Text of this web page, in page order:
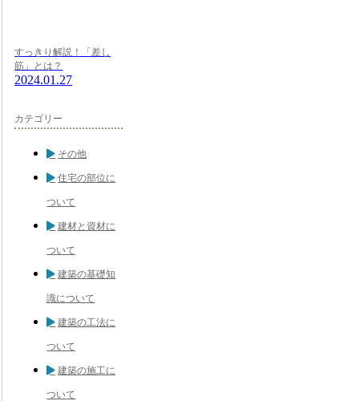
すっきり解説！「差し
筋」とは？
2024.01.27
カテゴリー
その他
住宅の部位に
ついて
建材と資材に
ついて
建築の基礎知
識について
建築の工法に
ついて
建築の施工に
ついて